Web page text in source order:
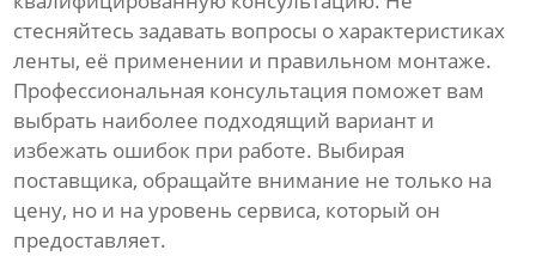
стесняйтесь задавать вопросы о характеристиках
ленты, её применении и правильном монтаже.
Профессиональная консультация поможет вам
выбрать наиболее подходящий вариант и
избежать ошибок при работе. Выбирая
поставщика, обращайте внимание не только на
цену, но и на уровень сервиса, который он
предоставляет.